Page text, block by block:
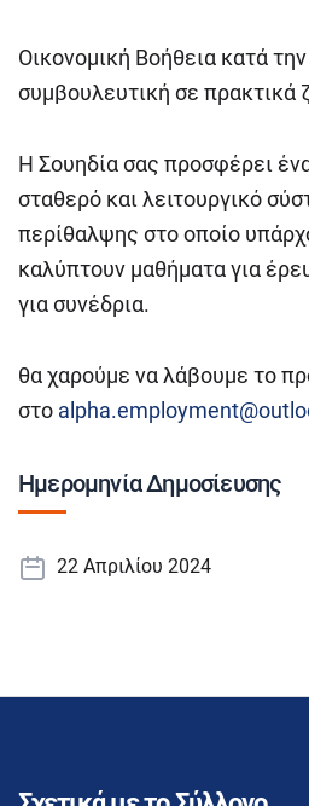
Οικονομική Βοήθεια κατά
συμβουλευτική σε πρακτικά
Η Σουηδία σας προσφέρει
σταθερό και λειτουργικό
περίθαλψης στο οποίο
καλύπτουν μαθήματα για
για συνέδρια.
θα χαρούμε να λάβουμε το
στο
Ημερομηνία Δημοσίευσης
22 Απριλίου 2024